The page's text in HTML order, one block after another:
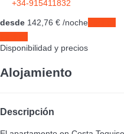
+34-915411832
desde 142, 76 € /noche
Disponibilidad y precios
Alojamiento
Descripción